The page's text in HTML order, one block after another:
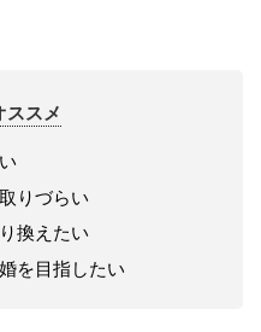
ススメ
りづらい
換えたい
を目指したい